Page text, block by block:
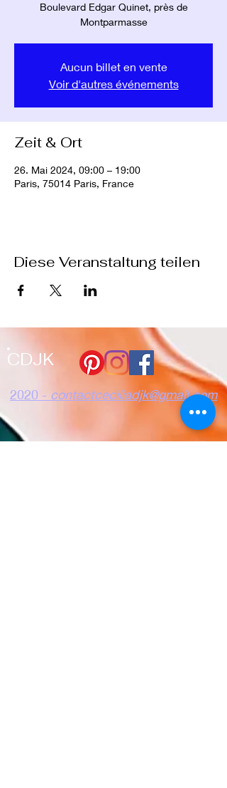
Boulevard Edgar Quinet, près de
Montparmasse
Aucun billet en vente
Voir d'autres événements
Zeit & Ort
26. Mai 2024, 09:00 – 19:00
Paris, 75014 Paris, France
Diese Veranstaltung teilen
2020 - contactceciliadjk@gmail.com
CDJK